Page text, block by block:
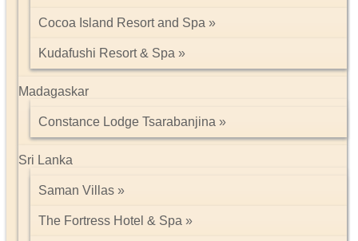
Cocoa Island Resort and Spa
Kudafushi Resort & Spa
Madagaskar
Constance Lodge Tsarabanjina
Sri Lanka
Saman Villas
The Fortress Hotel & Spa